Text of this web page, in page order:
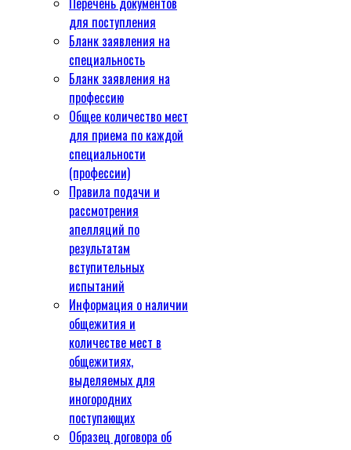
для поступления
Бланк заявления на
специальность
Бланк заявления на
профессию
Общее количество мест
для приема по каждой
специальности
(профессии)
Правила подачи и
рассмотрения
апелляций по
результатам
вступительных
испытаний
Информация о наличии
общежития и
количестве мест в
общежитиях,
выделяемых для
иногородних
поступающих
Образец договора об